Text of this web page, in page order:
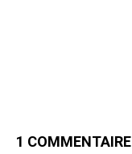
1 COMMENTAIRE